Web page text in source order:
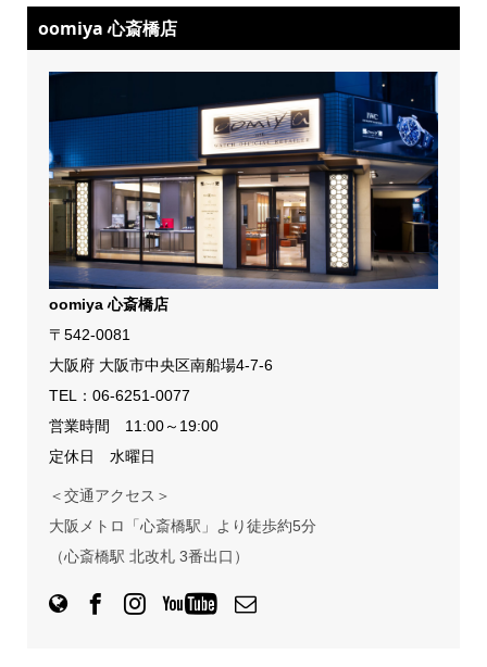
oomiya 心斎橋店
oomiya 心斎橋店
〒542-0081
大阪府 大阪市中央区南船場4-7-6
TEL： 06-6251-0077
営業時間 11:00～19:00
定休日 水曜日
＜交通アクセス＞
大阪メトロ「心斎橋駅」より徒歩約5分
（心斎橋駅 北改札 3番出口）